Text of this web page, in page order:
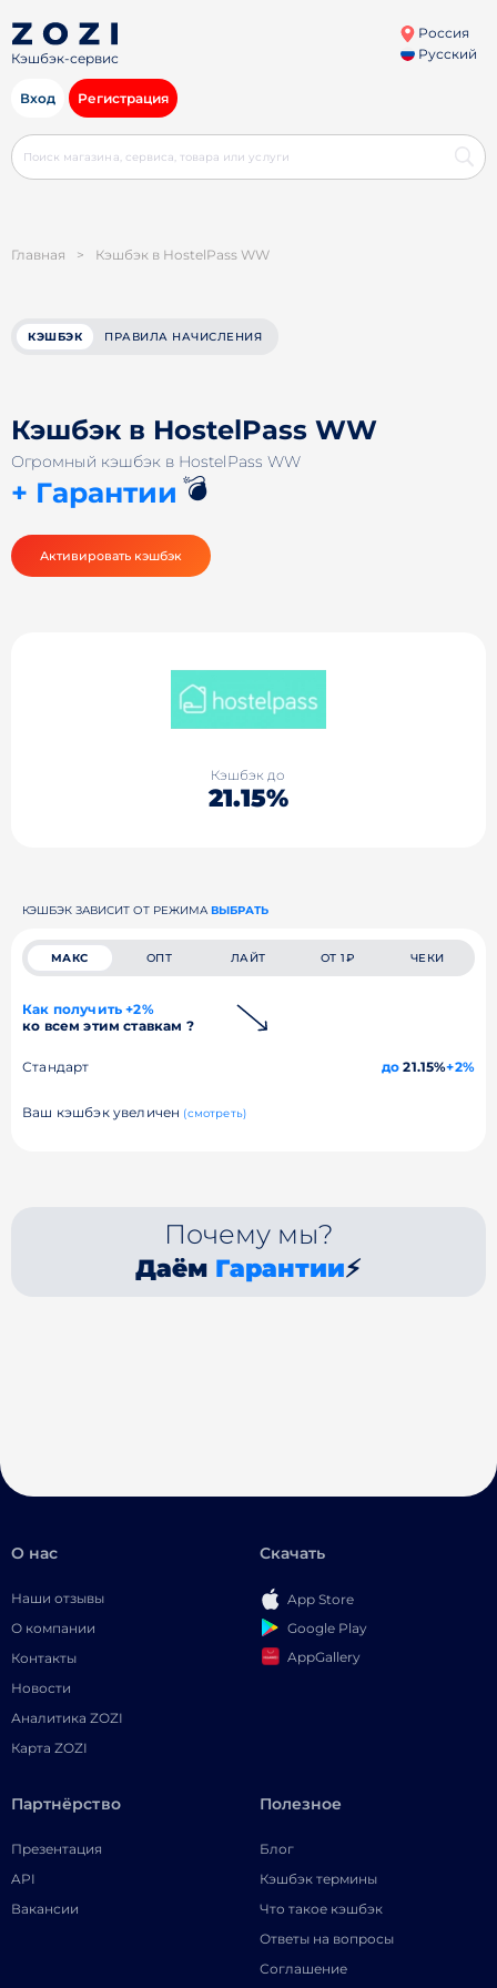
Кэшбэк-сервис
Россия
Русский
Вход Регистрация
Главная > Кэшбэк в HostelPass WW
КЭШБЭК ПРАВИЛА НАЧИСЛЕНИЯ
Кэшбэк в HostelPass WW
Огромный кэшбэк в HostelPass WW
+ Гарантии 💣
Активировать кэшбэк
Кэшбэк до
21.15%
КЭШБЭК ЗАВИСИТ ОТ РЕЖИМА ВЫБРАТЬ
МАКС ОПТ ЛАЙТ ОТ 1₽ ЧЕКИ
Как получить +2%
ко всем этим ставкам ?
Стандарт до 21.15%+2%
Ваш кэшбэк увеличен (смотреть)
Почему мы?
Даём Гарантии⚡
О нас
Наши отзывы
О компании
Контакты
Новости
Аналитика ZOZI
Карта ZOZI
Скачать
App Store
Google Play
AppGallery
Партнёрство
Презентация
API
Вакансии
Полезное
Блог
Кэшбэк термины
Что такое кэшбэк
Ответы на вопросы
Соглашение